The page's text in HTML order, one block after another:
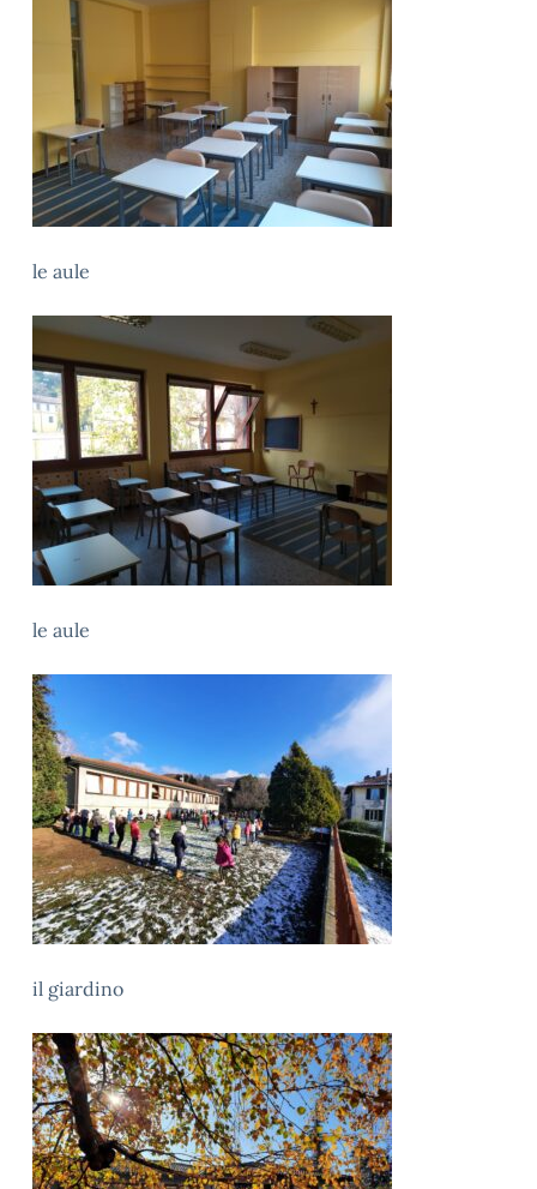
le aule
le aule
il giardino